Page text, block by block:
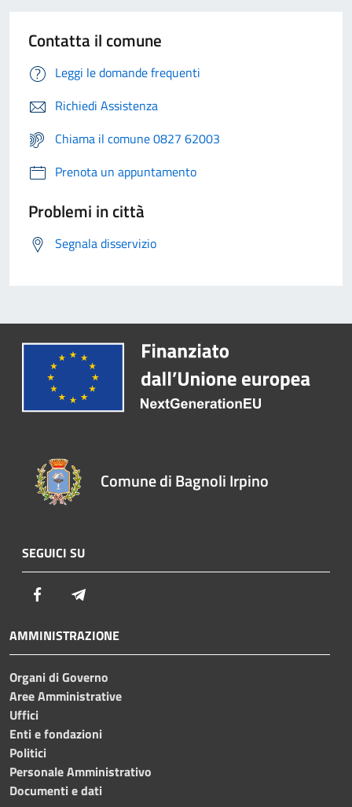
Contatta il comune
Leggi le domande frequenti
Richiedi Assistenza
Chiama il comune 0827 62003
Prenota un appuntamento
Problemi in città
Segnala disservizio
Comune di Bagnoli Irpino
SEGUICI SU
Facebook
AMMINISTRAZIONE
Organi di Governo
Aree Amministrative
Uffici
Enti e fondazioni
Politici
Personale Amministrativo
Documenti e dati